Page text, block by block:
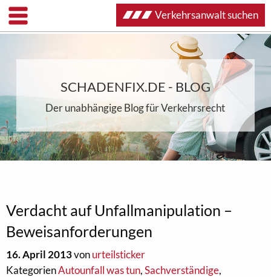
SCHADENFIX.DE - BLOG
Der unabhängige Blog für Verkehrsrecht
Verdacht auf Unfallmanipulation –
Beweisanforderungen
16. April 2013vonurteilsticker
KategorienAutounfall was tun,Sachverständige,
Verkehrsanwalt suchen